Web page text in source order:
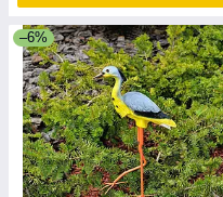
–6%